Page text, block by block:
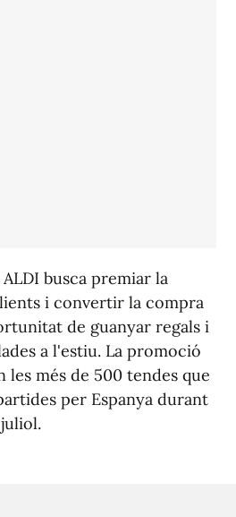
busca premiar la
i convertir la compra
de guanyar regals i
a l'estiu. La promoció
les més de 500 tendes que
per Espanya durant